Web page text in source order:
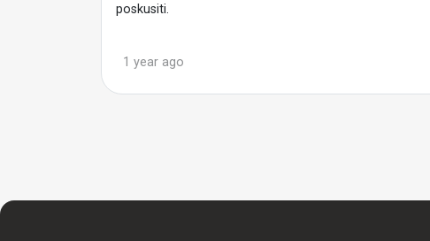
poskusiti.
1 year ago